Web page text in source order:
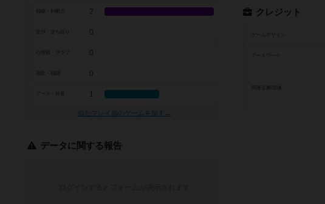
クレジット
ゲームデザイン
アートワーク
戦略・判断力 2
0
0
0
アート・外見 1
似たプレイ感のゲームを探す→
データに関する報告